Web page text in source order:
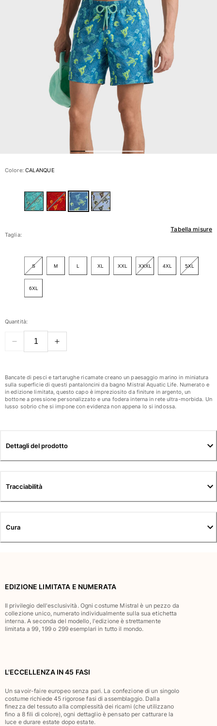
Vedi tutti i Costumi da bagno
Abbigliamento
Polo
Camicie
Bermuda
Pullover e Cardigan
Capispalla
Taglie forti
Vedi tutti i Donna
Costumi da bagno
Slips
Rashguards
Vedi tutti i Costumi da bagno
Abiti
Polos
Pantaloni
Sweatshirts
Modelli lounge
Vedi tutti i Bambino
Costumi da bagno
Pantalocini mare
Classico ultraleggero
Rashguard
Costumi da bagno magici
Vedi tutti i Costumi da bagno
Colore: CALANQUE
Tabella misure
Taglia:
S M L XL XXL XXXL 4XL 5XL
6XL
Quantità:
Bancate di pesci e tartarughe ricamate creano un paesaggio marino in miniatura
sulla superficie di questi pantaloncini da bagno Mistral Aquatic Life. Numerato e
in edizione limitata, questo capo è impreziosito da finiture in argento, un
bottone a pressione personalizzato e una fodera interna in rete ultra-morbida. Un
lusso sobrio che si impone con evidenza non appena lo si indossa.
Dettagli del prodotto
Tracciabilità
Cura
EDIZIONE LIMITATA E NUMERATA
Il privilegio dell'esclusività. Ogni costume Mistral è un pezzo da
collezione unico, numerato individualmente sulla sua etichetta
interna. A seconda del modello, l'edizione è strettamente
limitata a 99, 199 o 299 esemplari in tutto il mondo.
L'ECCELLENZA IN 45 FASI
Un savoir-faire europeo senza pari. La confezione di un singolo
costume richiede 45 rigorose fasi di assemblaggio. Dalla
finezza del tessuto alla complessità dei ricami (che utilizzano
fino a 8 fili di colore), ogni dettaglio è pensato per catturare la
luce e durare estate dopo estate.